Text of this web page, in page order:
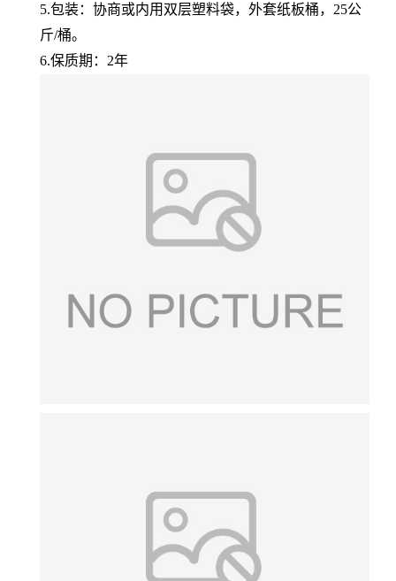
5.包装：协商或内用双层塑料袋，外套纸板桶，25公
斤/桶。
6.保质期：2年